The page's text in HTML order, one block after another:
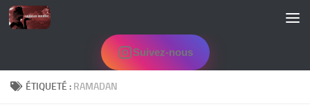
Skip to content
Suivez-nous
ÉTIQUETÉ : RAMADAN